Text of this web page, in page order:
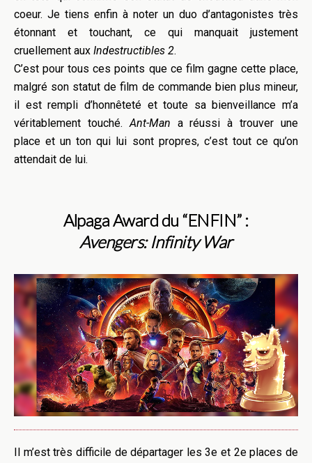
coeur. Je tiens enfin à noter un duo d’antagonistes très
étonnant et touchant, ce qui manquait justement
cruellement aux Indestructibles 2.
C’est pour tous ces points que ce film gagne cette place,
malgré son statut de film de commande bien plus mineur,
il est rempli d’honnêteté et toute sa bienveillance m’a
véritablement touché.Ant-Man a réussi à trouver une
place et un ton qui lui sont propres, c’est tout ce qu’on
attendait de lui.
Alpaga Award du “ENFIN” :
Avengers: Infinity War
Il m’est très difficile de départager les 3e et 2e places de